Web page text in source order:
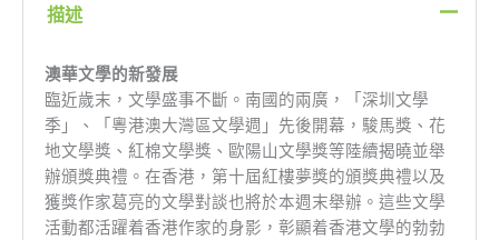
描述
澳華文學的新發展
臨近歲末，文學盛事不斷。南國的兩廣，「深圳文學
季」、「粵港澳大灣區文學週」先後開幕，駿馬獎、花
地文學獎、紅棉文學獎、歐陽山文學獎等陸續揭曉並舉
辦頒獎典禮。在香港，第十屆紅樓夢獎的頒獎典禮以及
獲獎作家葛亮的文學對談也將於本週末舉辦。這些文學
活動都活躍着香港作家的身影，彰顯着香港文學的勃勃